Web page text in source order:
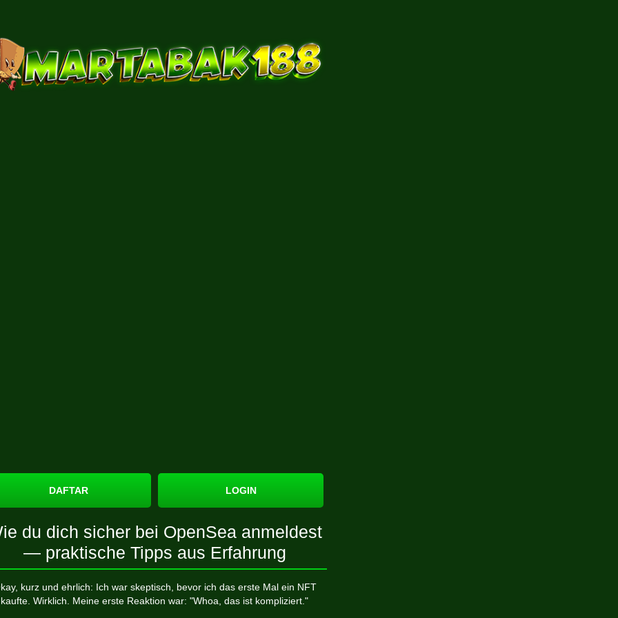
DAFTAR LOGIN
du dich sicher bei OpenSea anmeldest
— praktische Tipps aus Erfahrung
kurz und ehrlich: Ich war skeptisch, bevor ich das erste Mal ein NFT
kaufte. Wirklich. Meine erste Reaktion war: "Whoa, das ist kompliziert."